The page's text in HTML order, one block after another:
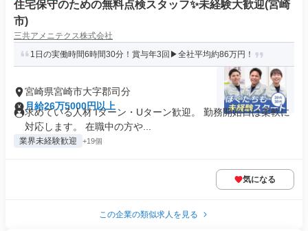
住宅保守のための無料点検スタッフ✨未経験大歓迎(宮崎
市)
三共アメニテクス株式会社
1日の実働時間6時間30分！賞与年3回▶全社平均約86万円！
宮崎県宮崎市大字郡司分
月給26万5000円以上
求めている人材 Iターン・Uターン歓迎。 勤務開始日は柔軟に
対応します。 在職中の方や...
業界未経験歓迎 +19個
気になる
この企業の類似求人を見る